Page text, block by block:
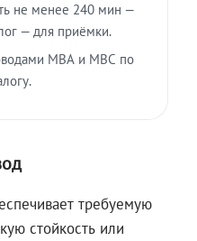
не менее 240 мин —
— для приёмки.
МВА и МВС по
требуемую
стойкость или